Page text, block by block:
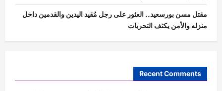
مقتل مسن بورسعيد.. العثور على رجل مُقيد اليدين والقدمين داخل
منزله والأمن يكثف التحريات
Recent Comments